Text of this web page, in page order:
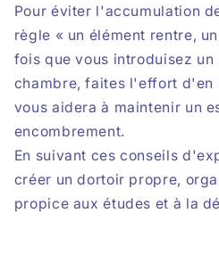
Pour éviter l'accumulation
règle « un élément rentre,
fois que vous introduisez
chambre, faites l'effort d'en
vous aidera à maintenir un
encombrement.
En suivant ces conseils
créer un dortoir propre,
propice aux études et à la